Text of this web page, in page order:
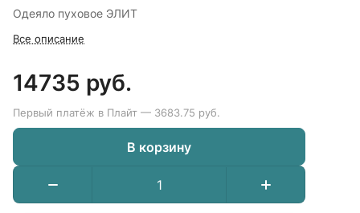
Одеяло пуховое ЭЛИТ
Все описание
14735 руб.
Первый платёж в Плайт — 3683.75 руб.
В корзину